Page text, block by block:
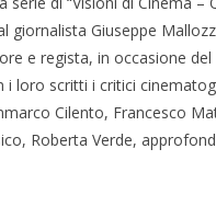
giornalista Giuseppe
e regista, in occasione
i loro scritti i critici
Cilento, Francesco
Roberta Verde,